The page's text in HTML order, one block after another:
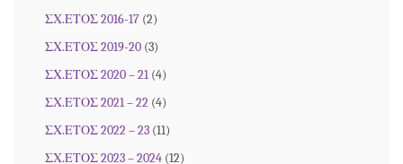
ΣΧ.ΕΤΟΣ 2016-17 (2)
ΣΧ.ΕΤΟΣ 2019-20 (3)
ΣΧ.ΕΤΟΣ 2020 – 21 (4)
ΣΧ.ΕΤΟΣ 2021 – 22 (4)
ΣΧ.ΕΤΟΣ 2022 – 23 (11)
ΣΧ.ΕΤΟΣ 2023 – 2024 (12)